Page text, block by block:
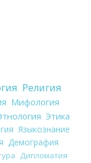
Религия
Мифология
Этика
Языкознание
Демография
Дипломатия